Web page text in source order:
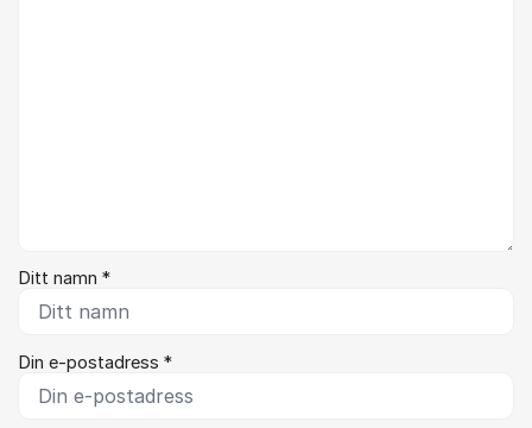
Ditt namn *
Din e-postadress *